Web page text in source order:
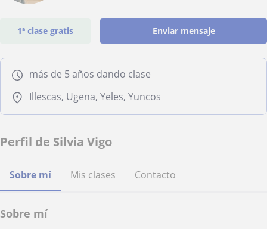
1ª clase gratis Enviar mensaje
más de 5 años dando clase
Illescas, Ugena, Yeles, Yuncos
Perfil de Silvia Vigo
Sobre mí Mis clases Contacto
Sobre mí